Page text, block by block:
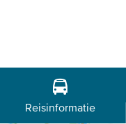
Reisinformatie